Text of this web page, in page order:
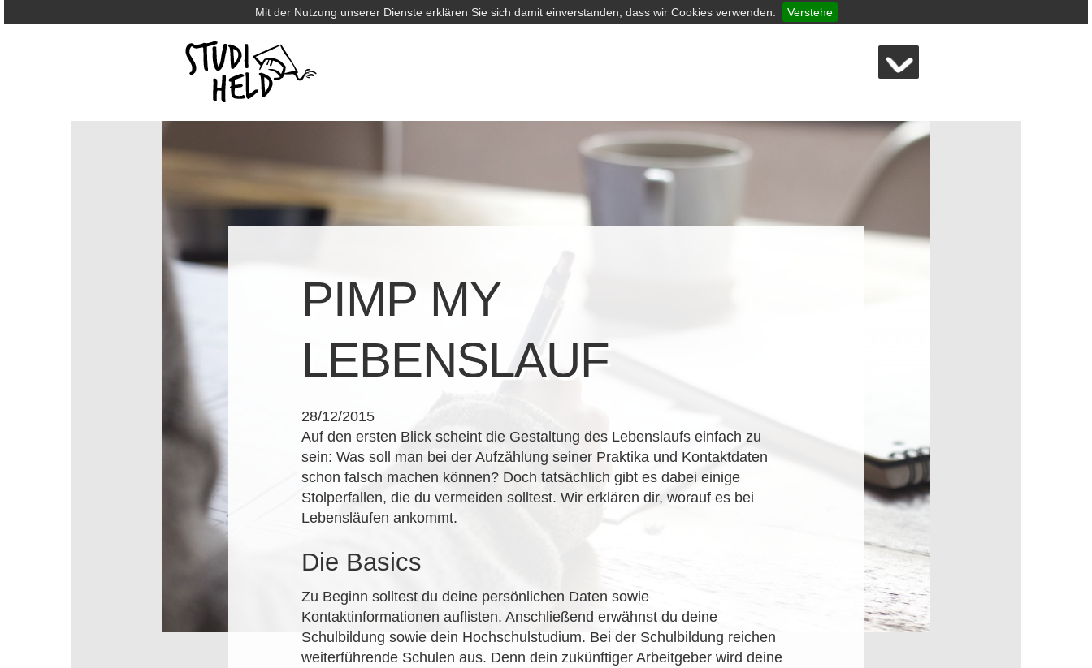
Mit der Nutzung unserer Dienste erklären Sie sich damit einverstanden, dass wir Cookies verwenden. Verstehe
PIMP MY
LEBENSLAUF
28/12/2015
Auf den ersten Blick scheint die Gestaltung des Lebenslaufs einfach zu
sein: Was soll man bei der Aufzählung seiner Praktika und Kontaktdaten
schon falsch machen können? Doch tatsächlich gibt es dabei einige
Stolperfallen, die du vermeiden solltest. Wir erklären dir, worauf es bei
Lebensläufen ankommt.
Die Basics
Zu Beginn solltest du deine persönlichen Daten sowie
Kontaktinformationen auflisten. Anschließend erwähnst du deine
Schulbildung sowie dein Hochschulstudium. Bei der Schulbildung reichen
weiterführende Schulen aus. Denn dein zukünftiger Arbeitgeber wird deine